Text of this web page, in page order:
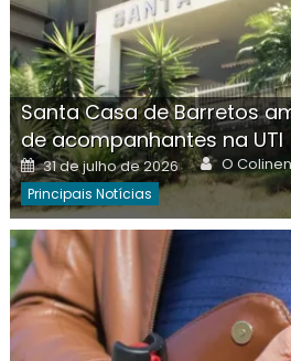
Santa Casa de Barretos
de acompanhantes na UTI
Posted
on
31 de julho de 2026 Author
O
Principais Notícias